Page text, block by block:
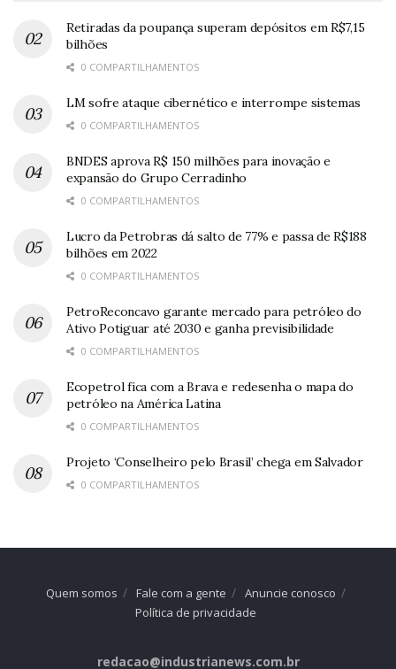
Retiradas da poupança superam depósitos em R$7,15
bilhões
0 COMPARTILHAMENTOS
LM sofre ataque cibernético e interrompe sistemas
0 COMPARTILHAMENTOS
BNDES aprova R$ 150 milhões para inovação e
expansão do Grupo Cerradinho
0 COMPARTILHAMENTOS
Lucro da Petrobras dá salto de 77% e passa de R$188
bilhões em 2022
0 COMPARTILHAMENTOS
PetroReconcavo garante mercado para petróleo do
Ativo Potiguar até 2030 e ganha previsibilidade
0 COMPARTILHAMENTOS
Ecopetrol fica com a Brava e redesenha o mapa do
petróleo na América Latina
0 COMPARTILHAMENTOS
Projeto ‘Conselheiro pelo Brasil’ chega em Salvador
0 COMPARTILHAMENTOS
Quem somos Fale com a gente
Anuncie conosco
Política de privacidade
redacao@industrianews.com.br